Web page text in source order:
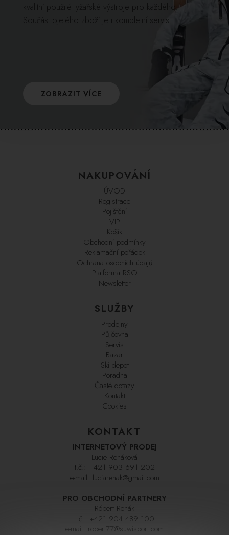
kvalitní použité lyžařské výstroje pro každého.
Součást ojetého zboží je i kompletní servis.
ZOBRAZIT VÍCE
NAKUPOVÁNÍ
ÚVOD
Registrace
Pojištění
VIP
Košík
Obchodní podmínky
Reklamační pořádek
Ochrana osobních údajů
Platforma RSO
Newsletter
SLUŽBY
Prodejny
Půjčovna
Servis
Bazar
Ski depot
Poradna
Časté dotazy
Kontakt
Cookies
KONTAKT
INTERNETOVÝ PRODEJ
Lucie Reháková
t.č.: +421 903 691 202
e-mail: luciarehak@gmail.com
PRO OBCHODNÍ PARTNERY
Róbert Rehák
t.č.:
+421 904 489 100
e-mail: robert77@suwisport.com